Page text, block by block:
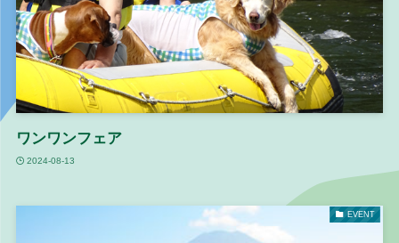
ワンワンフェア
2024-08-13
EVENT